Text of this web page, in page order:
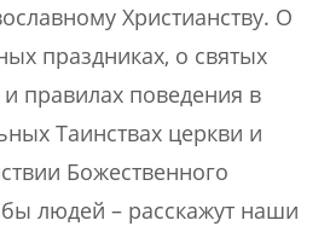
Христианству. О
праздниках, о святых
правилах поведения в
Таинствах церкви и
Божественного
людей – расскажут наши